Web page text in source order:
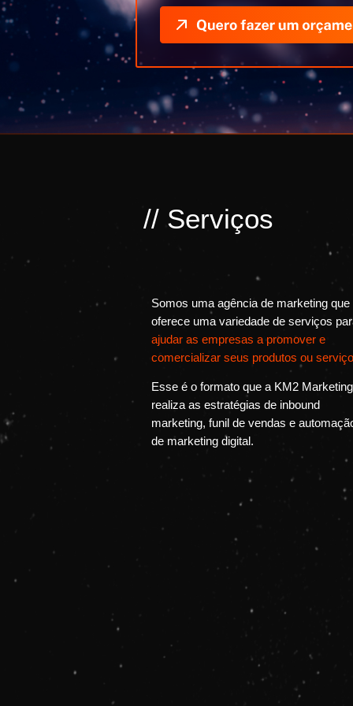
// Serviços
Somos uma agência de marketing que
oferece uma variedade de serviços
ajudar as empresas a promover e
comercializar seus produtos ou
Esse é o formato que a KM2 Marketing
realiza as estratégias de inbound
marketing, funil de vendas e
de marketing digital.